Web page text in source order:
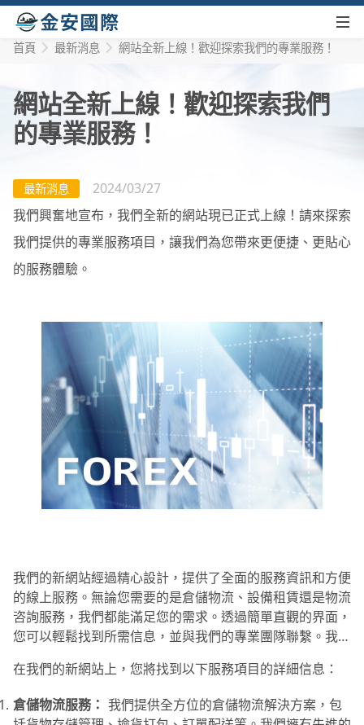
首頁 最新消息 網站全新上線！歡迎探索我們的專業服務！
網站全新上線！歡迎探索我們
的專業服務！
最新消息
2024/03/27
我們興奮地宣布，我們全新的網站現已正式上線！請來探索
我們提供的專業服務項目，讓我們為您帶來更便捷、更貼心
的服務體驗。
我們的新網站經過精心設計，提供了全面的服務資訊和方便
的線上服務。無論您需要的是倉儲物流、設備租賃還是物流
咨詢服務，我們都能滿足您的需求。透過簡單直觀的界面，
您可以輕鬆找到所需信息，並與我們的專業團隊聯繫。我們
率更高！
在我們的新網站上，您將找到以下服務項目的詳細信息：
倉儲物流服務： 我們提供全方位的倉儲物流解決方案，包